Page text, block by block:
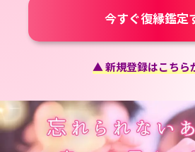
今すぐ復縁鑑定
▲ 新規登録はこち